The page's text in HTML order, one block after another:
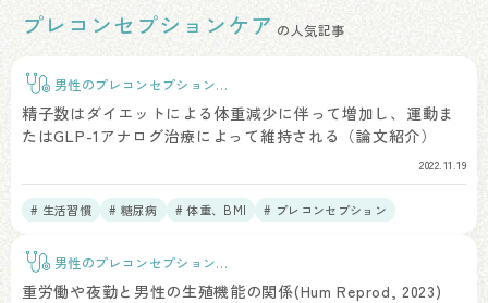
プレコンセプションケア の人気記事
男性のプレコンセプションケ
ア
精子数はダイエットによる体重減少に伴って増加し、運動ま
たはGLP-1アナログ治療によって維持される（論文紹介）
2022.11.19
# 生活習慣 # 糖尿病 # 体重、BMI
# プレコンセプション
男性のプレコンセプションケ
ア
重労働や夜勤と男性の生殖機能の関係(Hum Reprod, 2023)